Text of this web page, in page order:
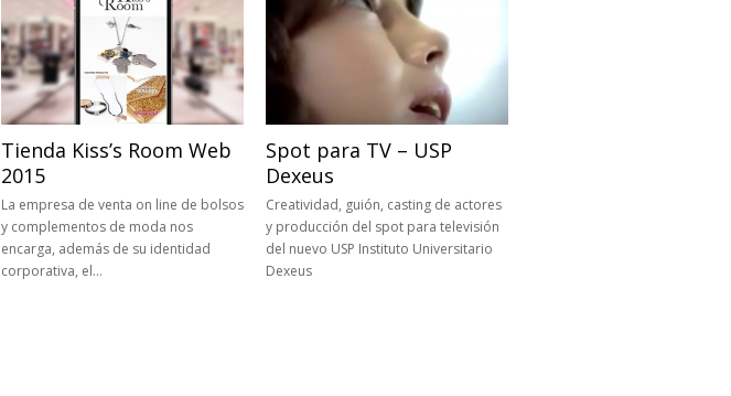
Tienda Kiss’s Room Web
2015
La empresa de venta on line de bolsos
y complementos de moda nos
encarga, además de su identidad
corporativa, el…
Spot para TV – USP
Dexeus
Creatividad, guión, casting de actores
y producción del spot para televisión
del nuevo USP Instituto Universitario
Dexeus